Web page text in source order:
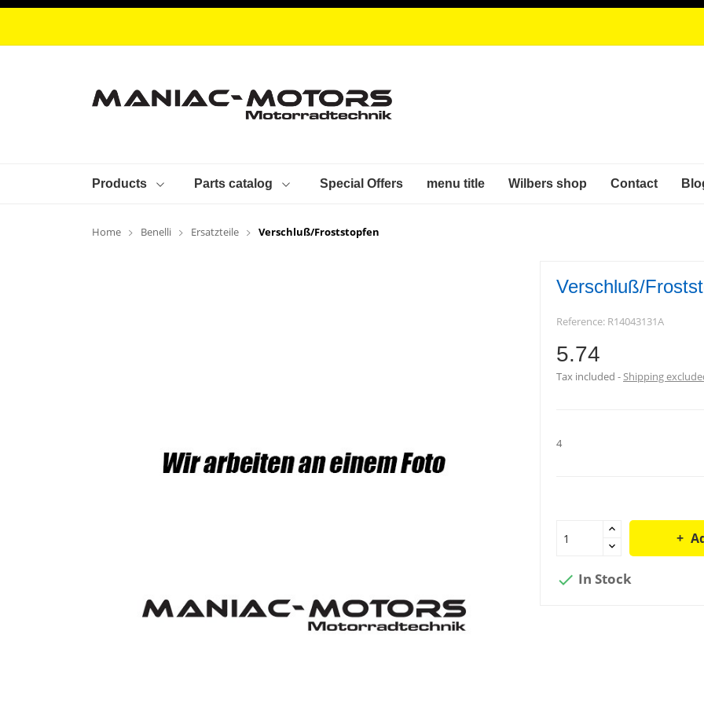
Products Parts catalog Special Offers menu title Wilbers shop Contact
Home Benelli Ersatzteile Verschluß/Froststopfen
Verschluß/
Reference: R14043131A
5.74
Tax included Shipping
4
 In Stock